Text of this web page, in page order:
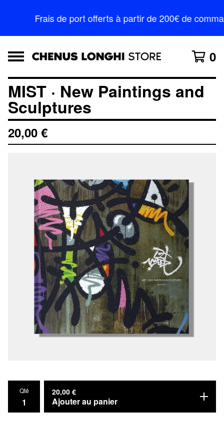
Frais de port offerts à partir de 200€ de
0
MIST · New Paintings and
Sculptures
20,00 €
Qté 20,00 €
Ajouter au panier